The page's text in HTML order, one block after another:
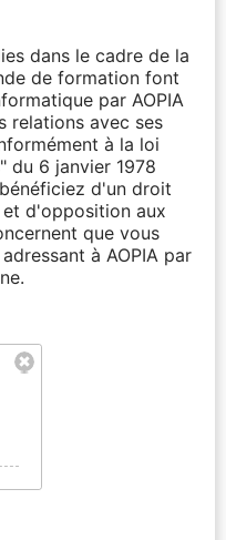
dans le cadre de la
de formation font
par AOPIA
relations avec ses
à la loi
du 6 janvier 1978
d'un droit
d'opposition aux
que vous
à AOPIA par